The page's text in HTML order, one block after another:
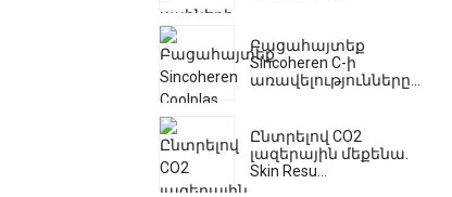
Բացահայտեք
Sincoheren C-ի
առավելությունները...
Ընտրելով CO2
լազերային մեքենա.
Skin Resu...